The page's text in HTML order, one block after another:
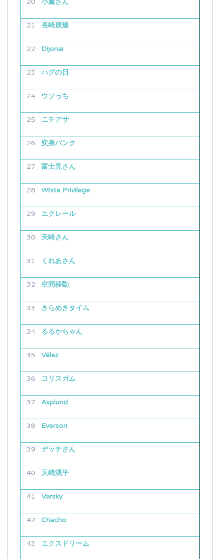
小鷹さん
長崎原爆
Dijonai
ハグの日
ウソっち
ニチアサ
変身バンク
富士見さん
White Privilege
エクレール
天崎さん
くれあさん
空間移動
きらめきタイム
るるかちゃん
Vélez
コリスガム
Asplund
Everson
デッチさん
天崎滉平
Varsky
Chacho
エクスドリーム